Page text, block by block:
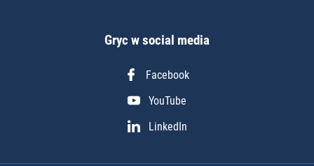
Gryc w social media
Facebook
YouTube
LinkedIn